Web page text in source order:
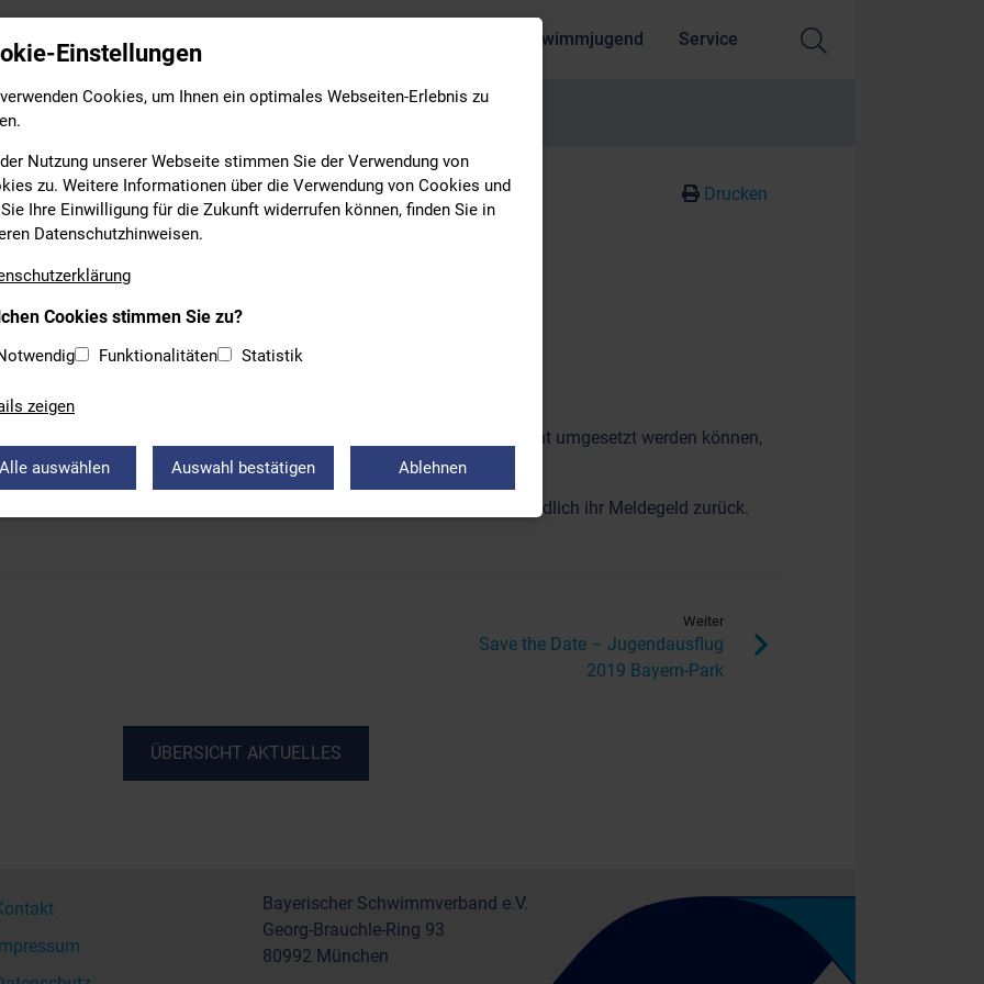
Leistungs- & Wettkampfsport Schwimmjugend Service
Drucken
2020
der nicht durchzuführenden Hygienemaßnahmen abgesagt.
Hygienemaßnahmen auf dem ursprünglich geplanten Gelände nicht umgesetzt werden können,
werden per Mail separat informiert und erhalten selbstverständlich ihr Meldegeld zurück.
Weiter
Save the Date – Jugendausflug
2019 Bayern-Park
ÜBERSICHT AKTUELLES
Bayerischer Schwimmverband e.V.
Georg-Brauchle-Ring 93
80992 München
Einstellungen
Cookies, um Ihnen ein optimales Webseiten-Erlebnis zu
Nutzung unserer Webseite stimmen Sie der Verwendung von
zu. Weitere Informationen über die Verwendung von Cookies und
Ihre Einwilligung für die Zukunft widerrufen können, finden Sie in
Datenschutzhinweisen.
Cookies stimmen Sie zu?
Funktionalitäten Statistik
zeigen
Alle auswählen Auswahl bestätigen Ablehnen